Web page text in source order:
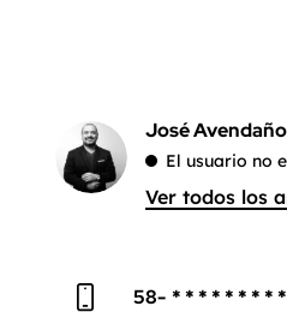
José Avendaño
El usuario no
Ver todos los
58- * * * * * * * * *